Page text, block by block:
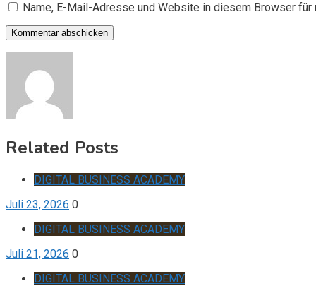
Name, E-Mail-Adresse und Website in diesem Browser
Related Posts
DIGITAL BUSINESS ACADEMY
Juli 23, 2026 0
DIGITAL BUSINESS ACADEMY
Juli 21, 2026 0
DIGITAL BUSINESS ACADEMY